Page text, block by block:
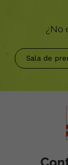
¿No
Sala de